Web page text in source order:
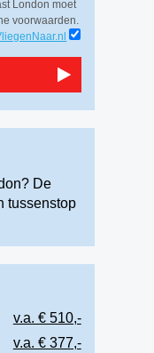
London moet
voorwaarden.
De
tussenstop
v.a. € 510,-
v.a. € 377,-